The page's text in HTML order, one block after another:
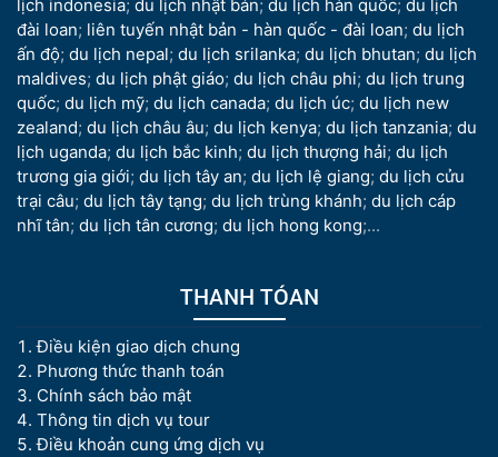
lịch indonesia; du lịch nhật bản; du lịch hàn quốc; du lịch
đài loan; liên tuyến nhật bản - hàn quốc - đài loan; du lịch
ấn độ; du lịch nepal; du lịch srilanka; du lịch bhutan; du lịch
maldives; du lịch phật giáo; du lịch châu phi; du lịch trung
quốc; du lịch mỹ; du lịch canada; du lịch úc; du lịch new
zealand; du lịch châu âu; du lịch kenya; du lịch tanzania; du
lịch uganda; du lịch bắc kinh; du lịch thượng hải; du lịch
trương gia giới; du lịch tây an; du lịch lệ giang; du lịch cửu
trại câu; du lịch tây tạng; du lịch trùng khánh; du lịch cáp
nhĩ tân; du lịch tân cương; du lịch hong kong;...
THANH TÓAN
Điều kiện giao dịch chung
Phương thức thanh toán
Chính sách bảo mật
Thông tin dịch vụ tour
Điều khoản cung ứng dịch vụ